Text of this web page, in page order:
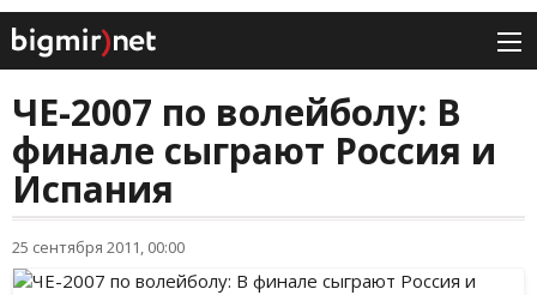
ЧЕ-2007 по волейболу: В
финале сыграют Россия и
Испания
25 сентября 2011, 00:00